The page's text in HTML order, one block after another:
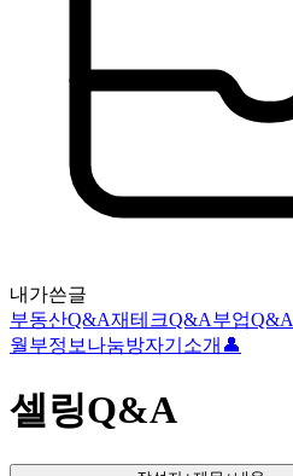
내가쓴글
부동산Q&A재테크Q&A부업Q&A
월부정보나눔방자기소개👤
셀링Q&A